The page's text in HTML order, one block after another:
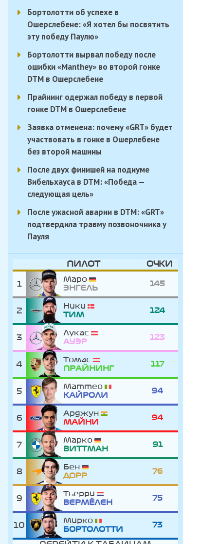
Бортолотти об успехе в
Ошерслебене: «Я хотел бы посвятить
эту победу Паулю»
Бортолотти вырвал победу после
ошибки «Manthey» во второй гонке
DTM в Ошерслебене
Прайнинг одержал победу в первой
гонке DTM в Ошерслебене
Заявка отменена: почему «GRT» будет
участвовать в гонке в Ошерлебене
без второй машины
После двух финишей на подиуме
Вибельхауса в DTM: «Победа —
следующая цель»
После ужасной аварии в DTM: «GRT»
подтвердила травму позвоночника у
Пауля
ПИЛОТ ОЧКИ
1
Маро
ЭНГЕЛЬ
145
2
Ники
ТИМ
124
3
Лукас
АУЭР
123
4
Томас
ПРАЙНИНГ
117
5
Маттео
КАЙРОЛИ
94
6
Арджун
МАЙНИ
94
7
Марко
ВИТТМАН
91
8
Бен
ДОРР
76
9
Тьерри
ВЕРМЁЛЕН
75
10
Мирко
БОРТОЛОТТИ
73